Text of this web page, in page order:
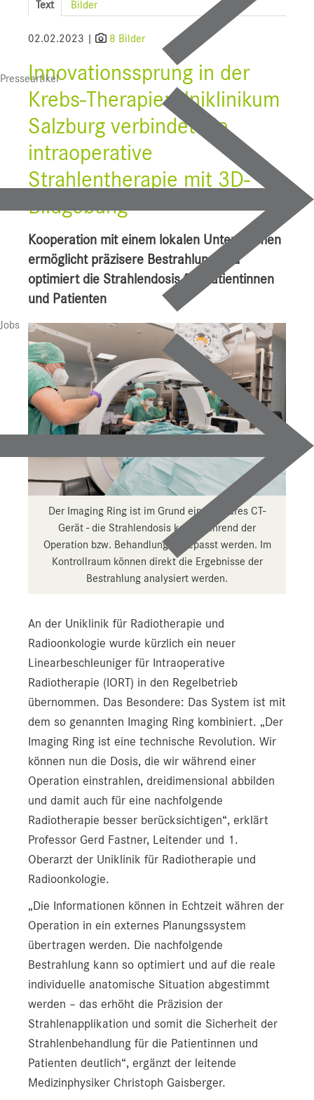
Presseartikel
Jobs
UI f. Sportmedizin
Downloads
Pressebilder
Text Bilder
02.02.2023 | 8 Bilder
Innovationssprung in der
Krebs-Therapie: Uniklinikum
Salzburg verbindet die
intraoperative
Strahlentherapie mit 3D-
Bildgebung
Kooperation mit einem lokalen Unternehmen
ermöglicht präzisere Bestrahlung und
optimiert die Strahlendosis für Patientinnen
und Patienten
Der Imaging Ring ist im Grund ein fahrbares CT-
Gerät - die Strahlendosis kann während der
Operation bzw. Behandlung angepasst werden. Im
Kontrollraum können direkt die Ergebnisse der
Bestrahlung analysiert werden.
An der Uniklinik für Radiotherapie und
Radioonkologie wurde kürzlich ein neuer
Linearbeschleuniger für Intraoperative
Radiotherapie (IORT) in den Regelbetrieb
übernommen. Das Besondere: Das System ist mit
dem so genannten Imaging Ring kombiniert. „Der
Imaging Ring ist eine technische Revolution. Wir
können nun die Dosis, die wir während einer
Operation einstrahlen, dreidimensional abbilden
und damit auch für eine nachfolgende
Radiotherapie besser berücksichtigen“, erklärt
Professor Gerd Fastner, Leitender und 1.
Oberarzt der Uniklinik für Radiotherapie und
Radioonkologie.
„Die Informationen können in Echtzeit währen der
Operation in ein externes Planungssystem
übertragen werden. Die nachfolgende
Bestrahlung kann so optimiert und auf die reale
individuelle anatomische Situation abgestimmt
werden – das erhöht die Präzision der
Strahlenapplikation und somit die Sicherheit der
Strahlenbehandlung für die Patientinnen und
Patienten deutlich“, ergänzt der leitende
Medizinphysiker Christoph Gaisberger.